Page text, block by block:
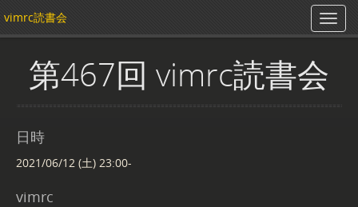
vimrc読書会
第467回 vimrc読書会
日時
2021/06/12 (土) 23:00-
vimrc